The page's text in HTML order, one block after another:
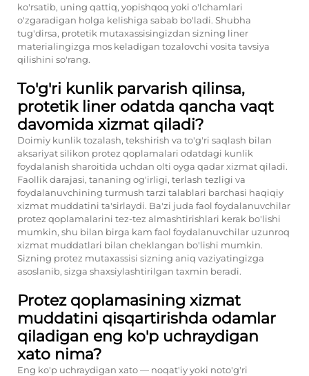
ko'rsatib, uning qattiq, yopishqoq yoki o'lchamlari
o'zgaradigan holga kelishiga sabab bo'ladi. Shubha
tug'dirsa, protetik mutaxassisingizdan sizning liner
materialingizga mos keladigan tozalovchi vosita tavsiya
qilishini so'rang.
To'g'ri kunlik parvarish qilinsa,
protetik liner odatda qancha vaqt
davomida xizmat qiladi?
Doimiy kunlik tozalash, tekshirish va to'g'ri saqlash bilan
aksariyat silikon protez qoplamalari odatdagi kunlik
foydalanish sharoitida uchdan olti oyga qadar xizmat qiladi.
Faollik darajasi, tananing og'irligi, terlash tezligi va
foydalanuvchining turmush tarzi talablari barchasi haqiqiy
xizmat muddatini ta'sirlaydi. Ba'zi juda faol foydalanuvchilar
protez qoplamalarini tez-tez almashtirishlari kerak bo'lishi
mumkin, shu bilan birga kam faol foydalanuvchilar uzunroq
xizmat muddatlari bilan cheklangan bo'lishi mumkin.
Sizning protez mutaxassisi sizning aniq vaziyatingizga
asoslanib, sizga shaxsiylashtirilgan taxmin beradi.
Protez qoplamasining xizmat
muddatini qisqartirishda odamlar
qiladigan eng ko'p uchraydigan
xato nima?
Eng ko'p uchraydigan xato — noqat'iy yoki noto'g'ri